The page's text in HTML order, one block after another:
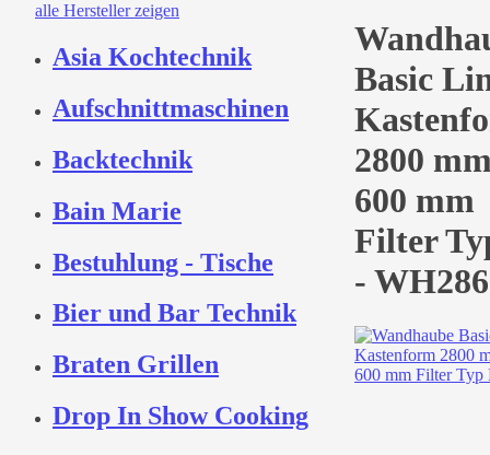
alle Hersteller zeigen
Asia Kochtechnik
Aufschnittmaschinen
Backtechnik
Bain Marie
Bestuhlung - Tische
Bier und Bar Technik
Braten Grillen
Drop In Show Cooking
Basic
2800
600 mm
Filter
-